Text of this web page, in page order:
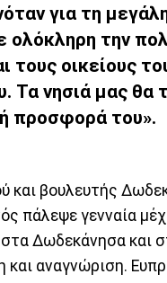
για τη
ολόκληρη την
τους οικείους
Τα νησιά μας θα
προσφορά του».
και βουλευτής
πάλεψε γενναία
Δωδεκάνησα και
αναγνώριση.